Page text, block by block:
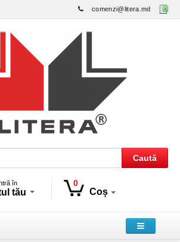
comenzi@litera.md
Caută
în
tău
0
Coș